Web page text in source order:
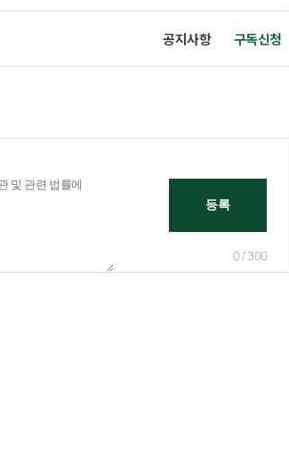
공지사항 구독신청
0 / 300